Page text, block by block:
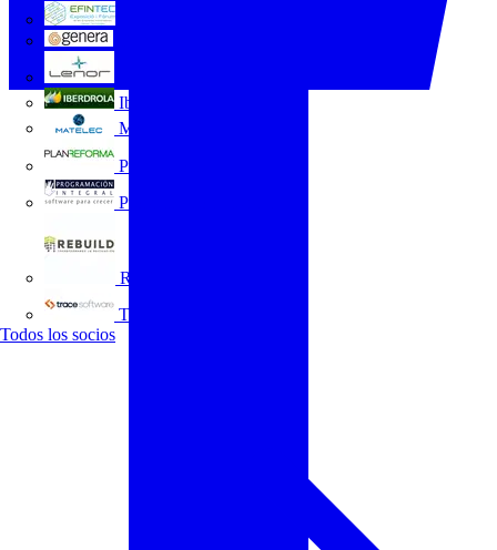
Iberdrola
MATELEC
Plan Reforma
Programación Integral
REBUILD
Trace Software
Todos los socios